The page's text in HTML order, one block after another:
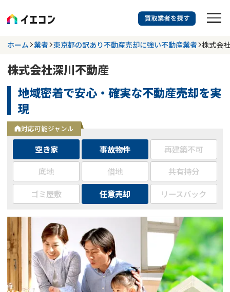
訳あり物件に強い業者を探す
都道府県を選択
掲載業者 703
件
更新日 :
業者を探す
相談内容で探す
空き家 事故物件
再建築不可
借地 共有持分
ゴミ屋敷 任意売却
不動産コラム
不動産売却 再建築不可物件
共有持分 底地
訳あり不動産 不動産投資
業者を探す
ホーム 業者 東京都の訳あり不動産売却に強い不動産業者 株式会
株式会社深川不動産
地域密着で安心・確実な不動産売却を実
現
対応可能ジャンル
空き家 事故物件
再建築不可
底地
借地
共有持分
ゴミ屋敷
任意売却 リースバック